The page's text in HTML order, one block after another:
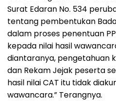
Surat Edaran No. 534
tentang pembentukan
dalam proses penentuan
kepada nilai hasil
diantaranya, pengetahuan
dan Rekam Jejak peserta
hasil nilai CAT itu tidak
wawancara.” Terangnya.